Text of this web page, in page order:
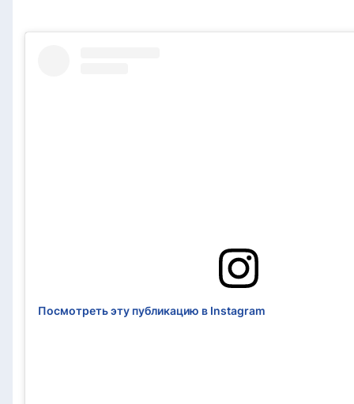
Посмотреть эту публикацию в Instagram